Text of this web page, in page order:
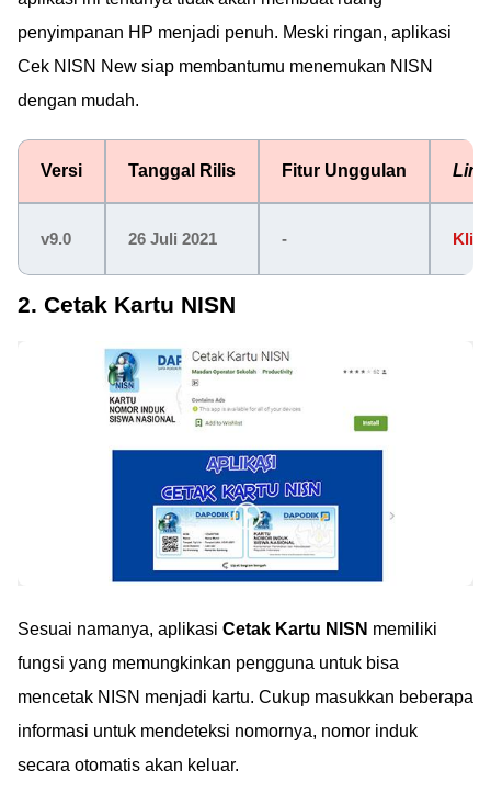
penyimpanan HP menjadi penuh. Meski ringan, aplikasi
Cek NISN New siap membantumu menemukan NISN
dengan mudah.
Versi Tanggal Rilis Fitur Unggulan
v9.0 26 Juli 2021 - Klik
2. Cetak Kartu NISN
Sesuai namanya, aplikasi Cetak Kartu NISN memiliki
fungsi yang memungkinkan pengguna untuk bisa
mencetak NISN menjadi kartu. Cukup masukkan beberapa
informasi untuk mendeteksi nomornya, nomor induk
secara otomatis akan keluar.